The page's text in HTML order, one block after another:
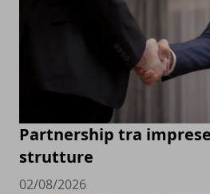
Partnership tra
strutture
02/08/2026